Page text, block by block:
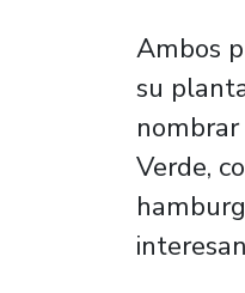
Ambos
su
Verde,